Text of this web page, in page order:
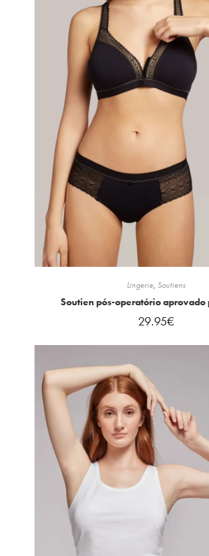
Lingerie, Soutiens
Soutien pós-operatório aprovado
29.95€